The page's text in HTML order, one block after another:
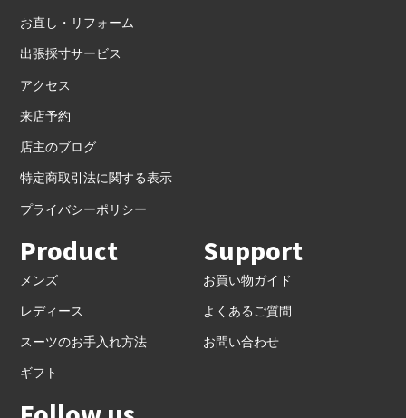
お直し・リフォーム
出張採寸サービス
アクセス
来店予約
店主のブログ
特定商取引法に関する表示
プライバシーポリシー
Product
メンズ
レディース
スーツのお手入れ方法
ギフト
Support
お買い物ガイド
よくあるご質問
お問い合わせ